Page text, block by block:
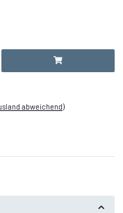
abweichend)